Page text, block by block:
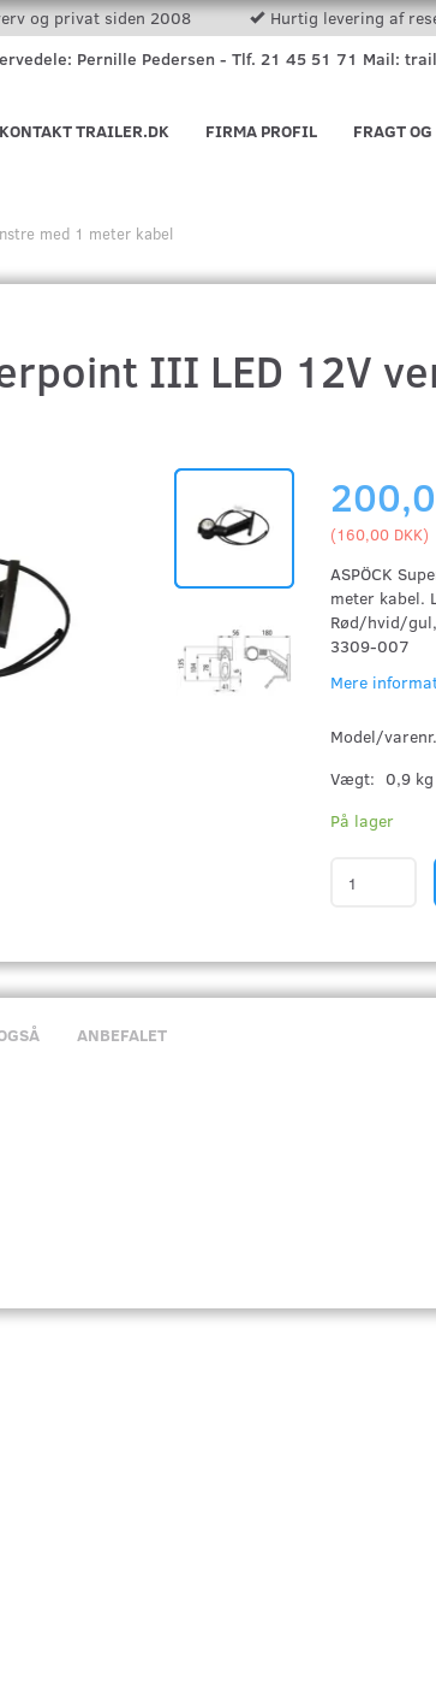
og privat siden 2008
Hurtig levering af
Pernille Pedersen - Tlf. 21 45 51 71 Mail:
FRAGT
FIRMA PROFIL
KONTAKT TRAILER.DK
med 1 meter kabel
III LED 12V
(160,00 DKK)
ASPÖCK
meter kabel.
Rød/hvid/
3309-007
Mere
Model/
Vægt: 0,9 kg
På lager
ANBEFALET